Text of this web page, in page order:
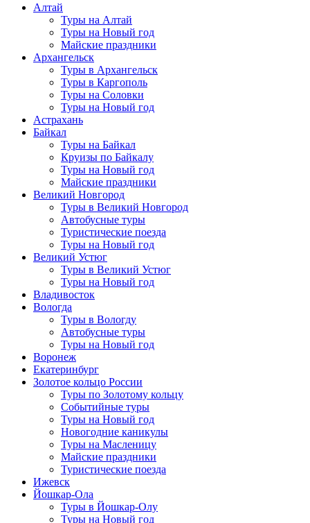
Алтай
Туры на Алтай
Туры на Новый год
Майские праздники
Архангельск
Туры в Архангельск
Туры в Каргополь
Туры на Соловки
Туры на Новый год
Астрахань
Байкал
Туры на Байкал
Круизы по Байкалу
Туры на Новый год
Майские праздники
Великий Новгород
Туры в Великий Новгород
Автобусные туры
Туристические поезда
Туры на Новый год
Великий Устюг
Туры в Великий Устюг
Туры на Новый год
Владивосток
Вологда
Туры в Вологду
Автобусные туры
Туры на Новый год
Воронеж
Екатеринбург
Золотое кольцо России
Туры по Золотому кольцу
Событийные туры
Туры на Новый год
Новогодние каникулы
Туры на Масленицу
Майские праздники
Туристические поезда
Ижевск
Йошкар-Ола
Туры в Йошкар-Олу
Туры на Новый год